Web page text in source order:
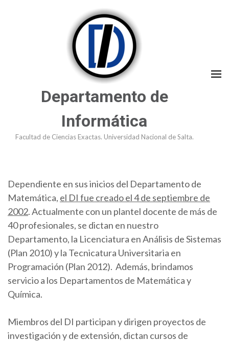
Departamento de
Informática
Facultad de Ciencias Exactas. Universidad Nacional de Salta.
Dependiente en sus inicios del Departamento de
Matemática, el DI fue creado el 4 de septiembre de
2002. Actualmente con un plantel docente de más de
40 profesionales, se dictan en nuestro
Departamento, la Licenciatura en Análisis de Sistemas
(Plan 2010) y la Tecnicatura Universitaria en
Programación (Plan 2012). Además, brindamos
servicio a los Departamentos de Matemática y
Química.
Miembros del DI participan y dirigen proyectos de
investigación y de extensión, dictan cursos de